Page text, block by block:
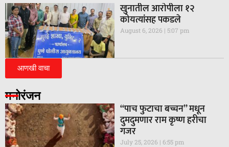
खुनातील आरोपीला १२
कोयत्यांसह पकडले
August 6, 2026 5:07 pm
आणखी वाचा
मनोरंजन
“पाच फुटाचा बच्चन” मधून
दुमदुमणार राम कृष्ण हरीचा
गजर
July 25, 2026 6:55 pm